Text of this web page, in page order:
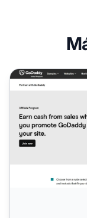
Programa de